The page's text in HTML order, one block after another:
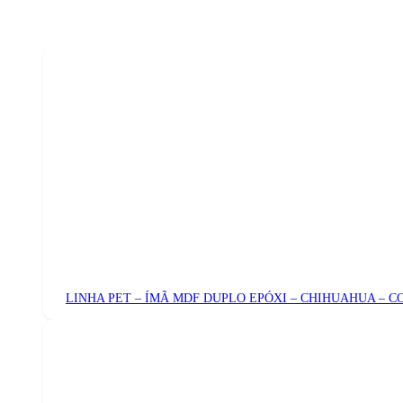
LINHA PET – ÍMÃ MDF DUPLO EPÓXI – CHIHUAHUA –